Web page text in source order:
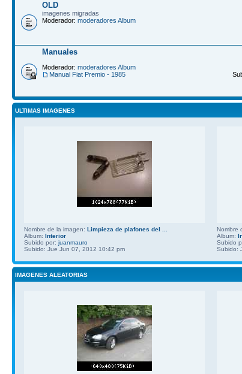
OLD
imagenes migradas
Moderador: moderadores Album
Manuales
Moderador: moderadores Album
Manual Fiat Premio - 1985
ULTIMAS IMAGENES
Nombre de la imagen: Limpieza de plafones del ...
Album: Interior
Subido por: juanmauro
Subido: Jue Jun 07, 2012 10:42 pm
Nombre
Album:
Subido
Subido:
IMAGENES ALEATORIAS